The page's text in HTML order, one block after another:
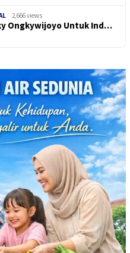
2,666 views
Ongkywijoyo Untuk Ind…